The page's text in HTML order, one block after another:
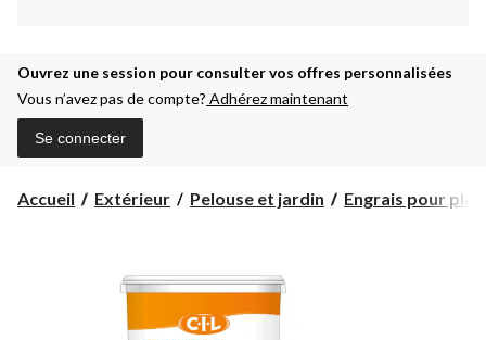
Ouvrez une session pour consulter vos offres personnalisées
Vous n’avez pas de compte? Adhérez maintenant
Se connecter
Accueil Extérieur Pelouse et jardin Engrais pour